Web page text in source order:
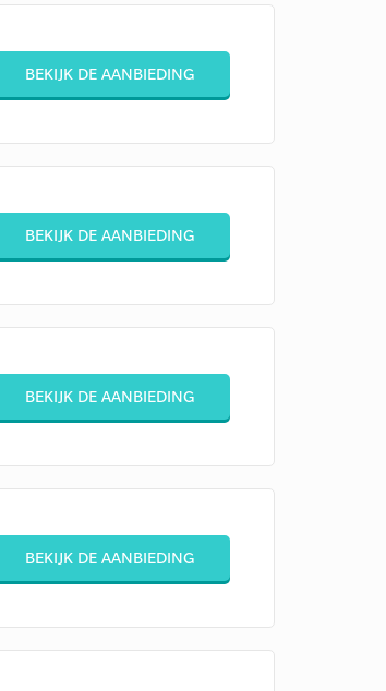
BEKIJK DE AANBIEDING
BEKIJK DE AANBIEDING
BEKIJK DE AANBIEDING
BEKIJK DE AANBIEDING